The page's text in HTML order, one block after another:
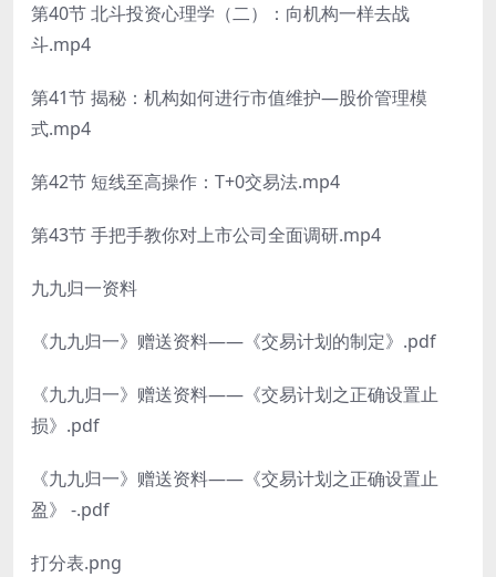
第40节 北斗投资心理学（二）：向机构一样去战
斗.mp4
第41节 揭秘：机构如何进行市值维护—股价管理模
式.mp4
第42节 短线至高操作：T+0交易法.mp4
第43节 手把手教你对上市公司全面调研.mp4
九九归一资料
《九九归一》赠送资料——《交易计划的制定》.pdf
《九九归一》赠送资料——《交易计划之正确设置止
损》.pdf
《九九归一》赠送资料——《交易计划之正确设置止
盈》 -.pdf
打分表.png